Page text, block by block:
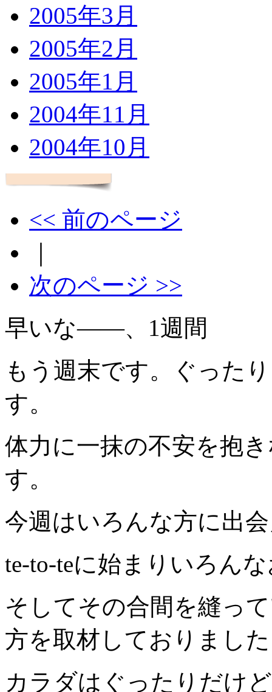
2005年3月
2005年2月
2005年1月
2004年11月
2004年10月
<< 前のページ
次のページ >>
早いな――、1週間
もう週末です。ぐった
す。
体力に一抹の不安を抱
す。
今週はいろんな方に出
te-to-teに始まりいろん
そしてその合間を縫っ
方を取材しておりまし
カラダはぐったりだけ